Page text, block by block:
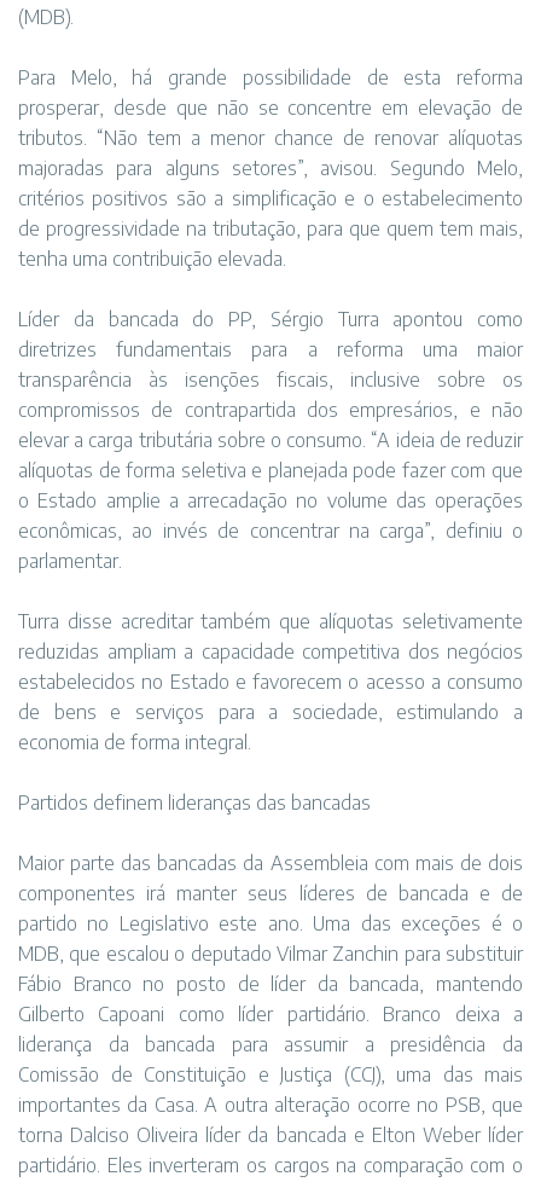
(MDB).
Para Melo, há grande possibilidade de esta reforma
prosperar, desde que não se concentre em elevação de
tributos. “Não tem a menor chance de renovar alíquotas
majoradas para alguns setores”, avisou. Segundo Melo,
critérios positivos são a simplificação e o estabelecimento
de progressividade na tributação, para que quem tem mais,
tenha uma contribuição elevada.
Líder da bancada do PP, Sérgio Turra apontou como
diretrizes fundamentais para a reforma uma maior
transparência às isenções fiscais, inclusive sobre os
compromissos de contrapartida dos empresários, e não
elevar a carga tributária sobre o consumo. “A ideia de reduzir
alíquotas de forma seletiva e planejada pode fazer com que
o Estado amplie a arrecadação no volume das operações
econômicas, ao invés de concentrar na carga”, definiu o
parlamentar.
Turra disse acreditar também que alíquotas seletivamente
reduzidas ampliam a capacidade competitiva dos negócios
estabelecidos no Estado e favorecem o acesso a consumo
de bens e serviços para a sociedade, estimulando a
economia de forma integral.
Partidos definem lideranças das bancadas
Maior parte das bancadas da Assembleia com mais de dois
componentes irá manter seus líderes de bancada e de
partido no Legislativo este ano. Uma das exceções é o
MDB, que escalou o deputado Vilmar Zanchin para substituir
Fábio Branco no posto de líder da bancada, mantendo
Gilberto Capoani como líder partidário. Branco deixa a
liderança da bancada para assumir a presidência da
Comissão de Constituição e Justiça (CCJ), uma das mais
importantes da Casa. A outra alteração ocorre no PSB, que
torna Dalciso Oliveira líder da bancada e Elton Weber líder
partidário. Eles inverteram os cargos na comparação com o